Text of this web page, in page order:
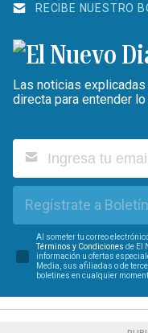
RECIBE NUESTRO
Las noticias
directa para entender
Regístrate a
Al someter tu correo
Términos y Condiciones de El
información u ofertas
Media, sus afiliadas o de
boletines en cualquier